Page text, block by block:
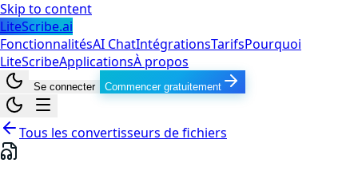
Skip to content
LiteScribe.ai
FonctionnalitésAI ChatIntégrationsTarifsPourquoi
LiteScribeApplicationsÀ propos
Se connecter Commencer gratuitement
Tous les convertisseurs de fichiers